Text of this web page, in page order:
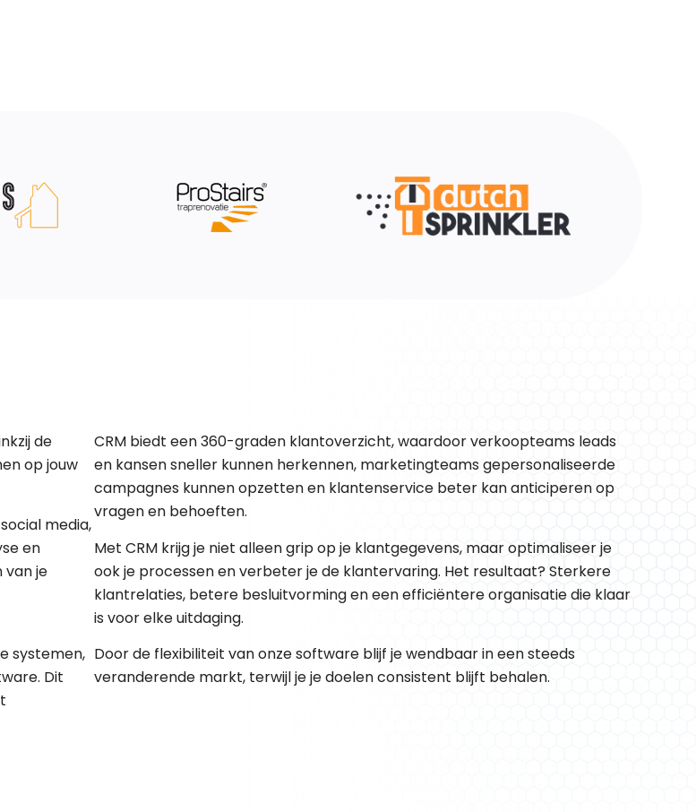
de
op jouw
media,
en
van je
systemen,
Dit
CRM biedt een 360-graden klantoverzicht, waardoor verkoopteams leads
en kansen sneller kunnen herkennen, marketingteams gepersonaliseerde
campagnes kunnen opzetten en klantenservice beter kan anticiperen op
vragen en behoeften.
Met CRM krijg je niet alleen grip op je klantgegevens, maar optimaliseer je
ook je processen en verbeter je de klantervaring. Het resultaat? Sterkere
klantrelaties, betere besluitvorming en een efficiëntere organisatie die klaar
is voor elke uitdaging.
Door de flexibiliteit van onze software blijf je wendbaar in een steeds
veranderende markt, terwijl je je doelen consistent blijft behalen.